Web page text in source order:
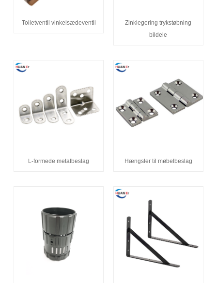
Toiletventil vinkelsædeventil
Zinklegering trykstøbning
bildele
L-formede metalbeslag Hængsler til møbelbeslag